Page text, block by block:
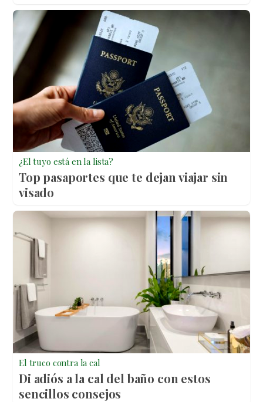
¿El tuyo está en la lista?
Top pasaportes que te dejan viajar sin
visado
El truco contra la cal
Di adiós a la cal del baño con estos
sencillos consejos